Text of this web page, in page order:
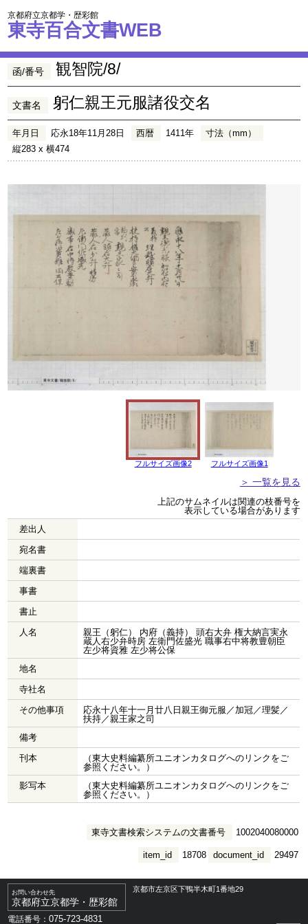
京都府立京都学・歴彩館
東寺百合文書WEB
函/番号 観智院/8/
文書名 躬仁親王元服諸役交名
年月日 応永18年11月28日 西暦 1411年
寸法（mm）
縦283 x 横474
フルサイズ画像2 フルサイズ画像1
＞ 一覧を見る
上記のサムネイルは関連の枝番号を
表示している場合があります
差出人
宛名書
端裏書
事書
書止
人名
親王（躬仁） 内府（義持） 頭右大弁 権大納言実永
蔵人右少弁時房 左衛門佐盛光 職事右中将教豊朝臣
左少将資雅 左少将公保
地名
寺社名
その他事項
応永十八年十一月廿八日親王御元服／加冠／理髪／
扶持／親王家之司
備考
刊本
（東大史料編纂所ユニオンカタログへのリンクをご
参照ください。）
影写本
（東大史料編纂所ユニオンカタログへのリンクをご
参照ください。）
東寺文書検索システムの文書番号 1002040080000
document_id 29497
item_id 18708
お問い合わせ先
京都府立京都学・歴彩館
京都市左京区下鴨半木町1番地29
電話番号：075-723-4831